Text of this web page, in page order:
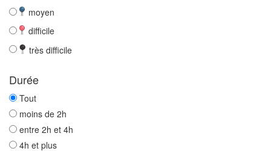
moyen
difficile
très difficile
Durée
Tout
moins de 2h
entre 2h et 4h
4h et plus